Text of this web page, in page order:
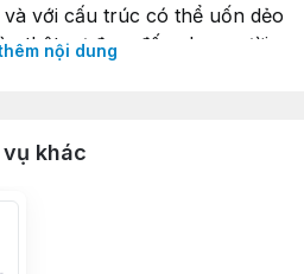
với cấu trúc có thể uốn dẻo
thật sự đem đến cho người
độ phun với áp lực và 1 chế
(phi) 21.5 - 23.5, đầu chuyển
nội dung
khác